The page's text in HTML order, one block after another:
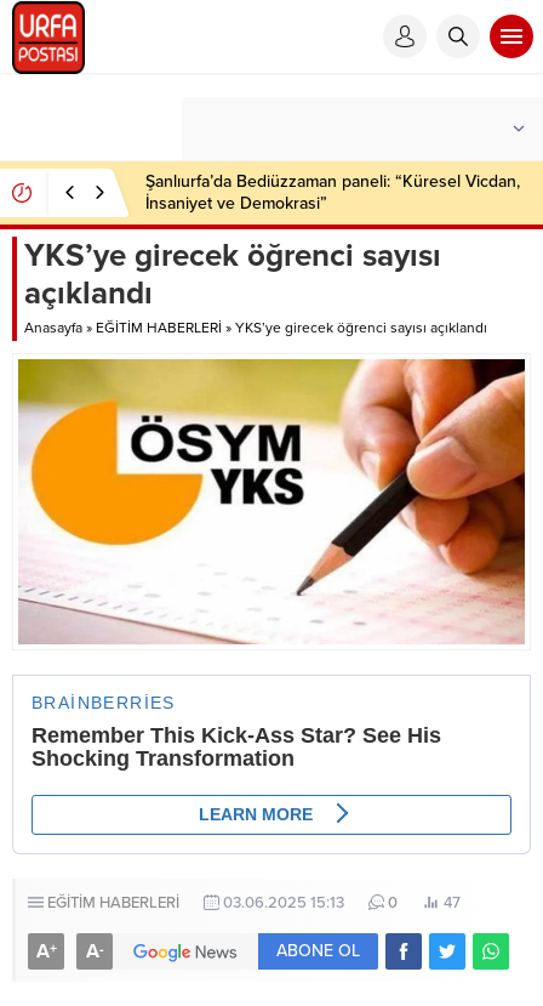
Şanlıurfa’da Bediüzzaman paneli: “Küresel Vicdan,
İnsaniyet ve Demokrasi”
YKS’ye girecek öğrenci sayısı
açıklandı
Anasayfa » EĞİTİM HABERLERİ » YKS’ye girecek öğrenci sayısı açıklandı
EĞİTİM HABERLERİ 03.06.2025 15:13 0 47
A+ A- ABONE OL